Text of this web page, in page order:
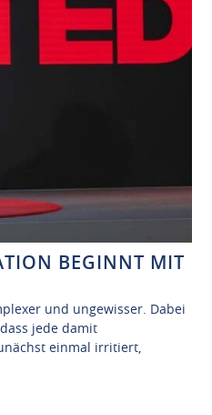
BEGINNT MIT
und ungewisser. Dabei
jede damit
einmal irritiert,